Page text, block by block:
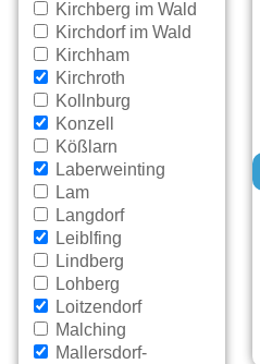
Kirchberg im Wald
Kirchdorf im Wald
Kirchham
Kirchroth
Kollnburg
Konzell
Kößlarn
Laberweinting
Lam
Langdorf
Leiblfing
Lindberg
Lohberg
Loitzendorf
Malching
Mallersdorf-